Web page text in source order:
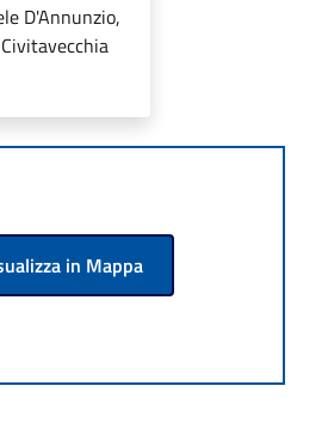
D'Annunzio,
in Mappa